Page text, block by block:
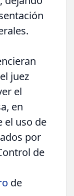
juez
el
en
el uso de
por
de
de